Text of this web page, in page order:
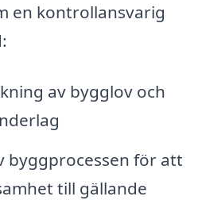
en kontrollansvarig
av bygglov och
byggprocessen för att
till gällande